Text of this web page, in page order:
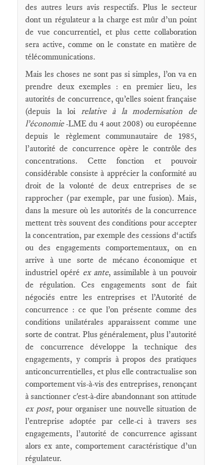
des autres leurs avis respectifs. Plus le secteur
dont un régulateur a la charge est mûr d’un point
de vue concurrentiel, et plus cette collaboration
sera active, comme on le constate en matière de
télécommunications.
Mais les choses ne sont pas si simples, l’on va en
prendre deux exemples : en premier lieu, les
autorités de concurrence, qu’elles soient française
(depuis la loi relative à la modernisation de
l’économie-LME du 4 aout 2008) ou européenne
depuis le règlement communautaire de 1985,
l’autorité de concurrence opère le contrôle des
concentrations. Cette fonction et pouvoir
considérable consiste à apprécier la conformité au
droit de la volonté de deux entreprises de se
rapprocher (par exemple, par une fusion). Mais,
dans la mesure où les autorités de la concurrence
mettent très souvent des conditions pour accepter
la concentration, par exemple des cessions d‘actifs
ou des engagements comportementaux, on en
arrive à une sorte de mécano économique et
industriel opéré ex ante, assimilable à un pouvoir
de régulation. Ces engagements sont de fait
négociés entre les entreprises et l’Autorité de
concurrence : ce que l’on présente comme des
conditions unilatérales apparaissent comme une
sorte de contrat. Plus généralement, plus l’autorité
de concurrence développe la technique des
engagements, y compris à propos des pratiques
anticoncurrentielles, et plus elle contractualise son
comportement vis-à-vis des entreprises, renonçant
à sanctionner c'est-à-dire abandonnant son attitude
ex post, pour organiser une nouvelle situation de
l’entreprise adoptée par celle-ci à travers ses
engagements, l’autorité de concurrence agissant
alors ex ante, comportement caractéristique d’un
régulateur.